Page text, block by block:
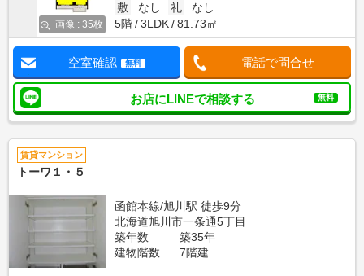
画像 : 35枚
敷
なし 礼
なし
5階
3LDK 81.73㎡
空室確認 無料 電話で問合せ
お店にLINEで相談する 無料
賃貸マンション
トーワ１・５
函館本線/旭川駅 徒歩9分
北海道旭川市一条通5丁目
築年数
築35年
建物階数
7階建